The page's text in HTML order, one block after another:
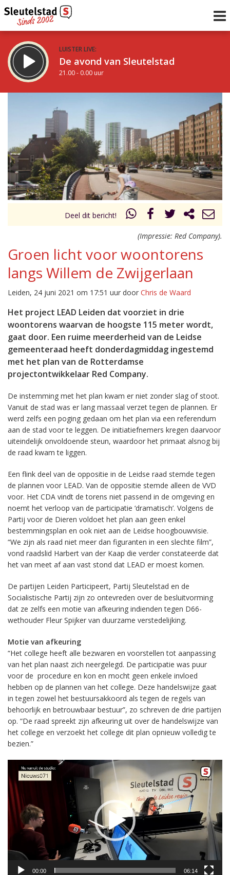
LUISTER LIVE:
De avond van Sleutelstad
21.00 - 0.00 uur
De nacht van Sleutelstad
0.00 - 6.00 uur
uur 1 van 0 Volgend uur
Inklappen
Deel dit bericht!
(Impressie: Red Company).
Groen licht voor woontorens
langs Willem de Zwijgerlaan
Leiden, 24 juni 2021 om 17:51 uur door Chris de Waard
Het project LEAD Leiden dat voorziet in drie
woontorens waarvan de hoogste 115 meter wordt,
gaat door. Een ruime meerderheid van de Leidse
gemeenteraad heeft donderdagmiddag ingestemd
met het plan van de Rotterdamse
projectontwikkelaar Red Company.
De instemming met het plan kwam er niet zonder slag of stoot.
Vanuit de stad was er lang massaal verzet tegen de plannen. Er
werd zelfs een poging gedaan om het plan via een referendum
aan de stad voor te leggen. De initiatiefnemers kregen daarvoor
uiteindelijk onvoldoende steun, waardoor het primaat alsnog bij
de raad kwam te liggen.
Een flink deel van de oppositie in de Leidse raad stemde tegen
de plannen voor LEAD. Van de oppositie stemde alleen de VVD
voor. Het CDA vindt de torens niet passend in de omgeving en
noemt het verloop van de participatie ‘dramatisch’. Volgens de
Partij voor de Dieren voldoet het plan aan geen enkel
bestemmingsplan en ook niet aan de Leidse hoogbouwvisie.
“We zijn als raad niet meer dan figuranten in een slechte film”,
vond raadslid Harbert van der Kaap die verder constateerde dat
het van meet af aan vast stond dat LEAD er moest komen.
De partijen Leiden Participeert, Partij Sleutelstad en de
Socialistische Partij zijn zo ontevreden over de besluitvorming
dat ze zelfs een motie van afkeuring indienden tegen D66-
wethouder Fleur Spijker van duurzame verstedelijking.
Motie van afkeuring
“Het college heeft alle bezwaren en voorstellen tot aanpassing
van het plan naast zich neergelegd. De participatie was puur
voor de procedure en kon en mocht geen enkele invloed
hebben op de plannen van het college. Deze handelswijze gaat
in tegen zowel het bestuursakkoord als tegen de regels van
behoorlijk en betrouwbaar bestuur”, zo schreven de drie partijen
op. “De raad spreekt zijn afkeuring uit over de handelswijze van
het college en verzoekt het college dit plan opnieuw volledig te
bezien.”
Videospeler
00:00 06:14